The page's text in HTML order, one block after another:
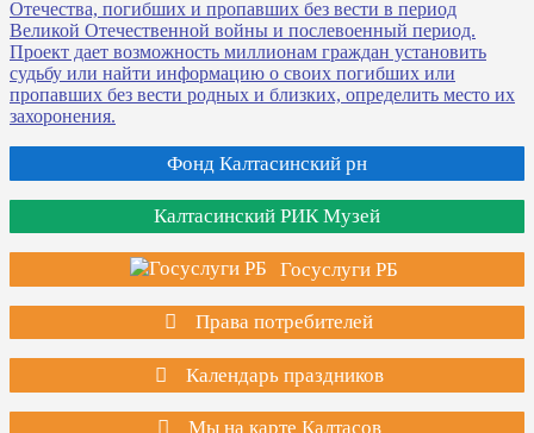
Фонд Калтасинский рн
Калтасинский РИК Музей
Госуслуги РБ
Права потребителей
Календарь праздников
Мы на карте Калтасов